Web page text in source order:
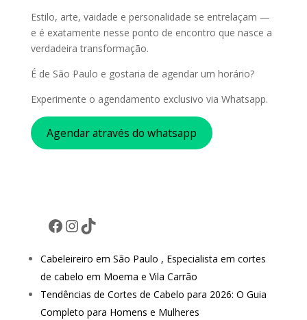
Estilo, arte, vaidade e personalidade se entrelaçam —
e é exatamente nesse ponto de encontro que nasce a
verdadeira transformação.
É de São Paulo e gostaria de agendar um horário?
Experimente o agendamento exclusivo via Whatsapp.
Agendar através do whatsapp
Facebook
Instagram
TikTok
Cabeleireiro em São Paulo , Especialista em cortes
de cabelo em Moema e Vila Carrão
Tendências de Cortes de Cabelo para 2026: O Guia
Completo para Homens e Mulheres